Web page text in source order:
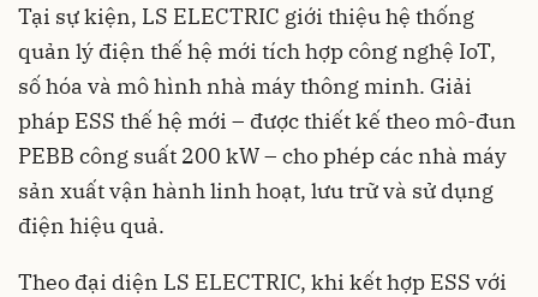
Tại sự kiện, LS ELECTRIC giới thiệu hệ thống
quản lý điện thế hệ mới tích hợp công nghệ IoT,
số hóa và mô hình nhà máy thông minh. Giải
pháp ESS thế hệ mới – được thiết kế theo mô-đun
PEBB công suất 200 kW – cho phép các nhà máy
sản xuất vận hành linh hoạt, lưu trữ và sử dụng
điện hiệu quả.
Theo đại diện LS ELECTRIC, khi kết hợp ESS với